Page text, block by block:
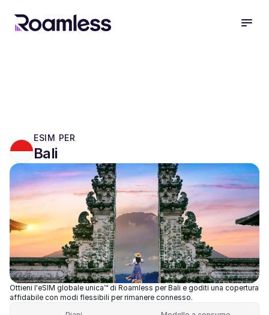
ESIM PER
Bali
Ottieni l'eSIM globale unica™ di Roamless per Bali e goditi una copertura
affidabile con modi flessibili per rimanere connesso.